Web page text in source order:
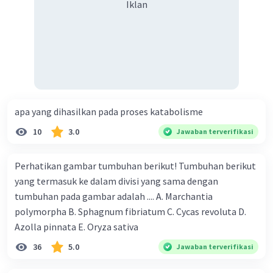
Iklan
apa yang dihasilkan pada proses katabolisme
10 3.0 Jawaban terverifikasi
Perhatikan gambar tumbuhan berikut! Tumbuhan berikut
yang termasuk ke dalam divisi yang sama dengan
tumbuhan pada gambar adalah .... A. Marchantia
polymorpha B. Sphagnum fibriatum C. Cycas revoluta D.
Azolla pinnata E. Oryza sativa
36 5.0 Jawaban terverifikasi